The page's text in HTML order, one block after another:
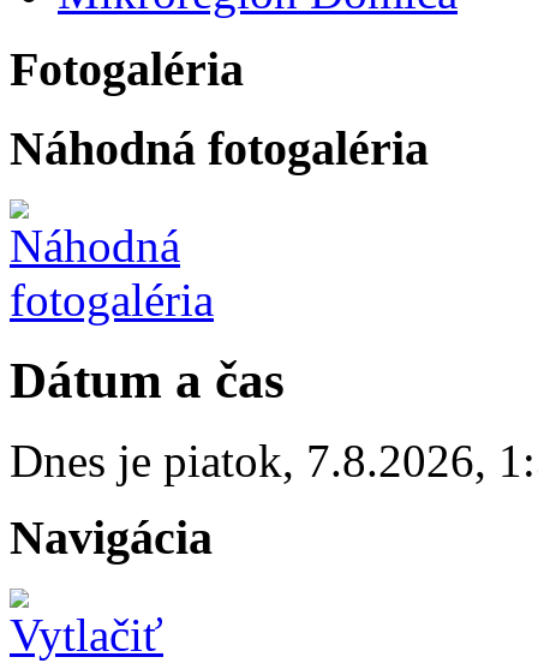
Fotogaléria
Náhodná fotogaléria
Dátum a čas
Dnes je piatok, 7.8.2026,
Navigácia